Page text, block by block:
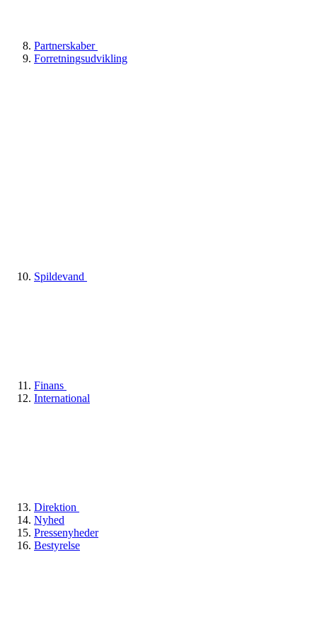
Partnerskaber
Forretningsudvikling
Spildevand
Finans
International
Direktion
Nyhed
Pressenyheder
Bestyrelse